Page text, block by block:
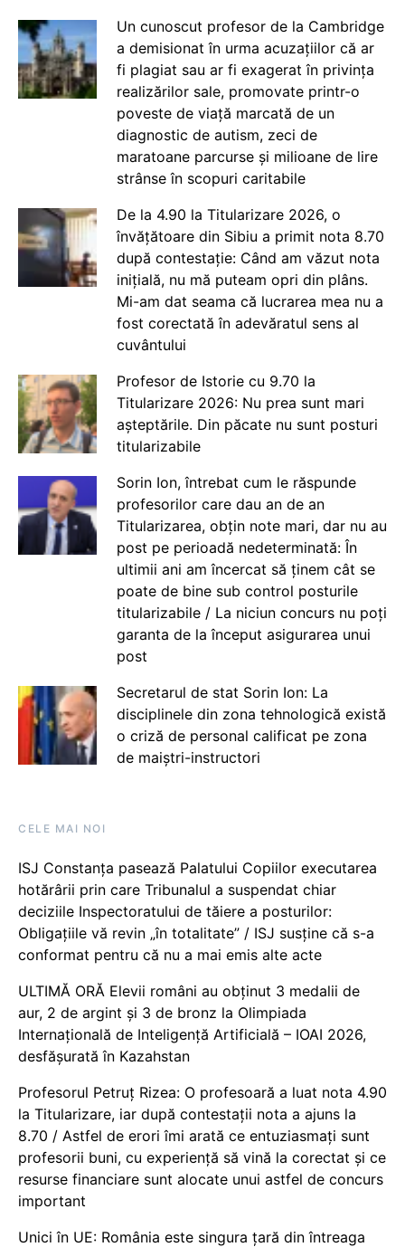
Un cunoscut profesor de la Cambridge
a demisionat în urma acuzațiilor că ar
fi plagiat sau ar fi exagerat în privința
realizărilor sale, promovate printr-o
poveste de viață marcată de un
diagnostic de autism, zeci de
maratoane parcurse și milioane de lire
strânse în scopuri caritabile
De la 4.90 la Titularizare 2026, o
învățătoare din Sibiu a primit nota 8.70
după contestație: Când am văzut nota
inițială, nu mă puteam opri din plâns.
Mi-am dat seama că lucrarea mea nu a
fost corectată în adevăratul sens al
cuvântului
Profesor de Istorie cu 9.70 la
Titularizare 2026: Nu prea sunt mari
așteptările. Din păcate nu sunt posturi
titularizabile
Sorin Ion, întrebat cum le răspunde
profesorilor care dau an de an
Titularizarea, obțin note mari, dar nu au
post pe perioadă nedeterminată: În
ultimii ani am încercat să ținem cât se
poate de bine sub control posturile
titularizabile / La niciun concurs nu poți
garanta de la început asigurarea unui
post
Secretarul de stat Sorin Ion: La
disciplinele din zona tehnologică există
o criză de personal calificat pe zona
de maiștri-instructori
CELE MAI NOI
ISJ Constanța pasează Palatului Copiilor executarea
hotărârii prin care Tribunalul a suspendat chiar
deciziile Inspectoratului de tăiere a posturilor:
Obligațiile vă revin „în totalitate” / ISJ susține că s-a
conformat pentru că nu a mai emis alte acte
ULTIMĂ ORĂ Elevii români au obținut 3 medalii de
aur, 2 de argint și 3 de bronz la Olimpiada
Internațională de Inteligență Artificială – IOAI 2026,
desfășurată în Kazahstan
Profesorul Petruț Rizea: O profesoară a luat nota 4.90
la Titularizare, iar după contestații nota a ajuns la
8.70 / Astfel de erori îmi arată ce entuziasmați sunt
profesorii buni, cu experiență să vină la corectat și ce
resurse financiare sunt alocate unui astfel de concurs
important
Unici în UE: România este singura țară din întreaga